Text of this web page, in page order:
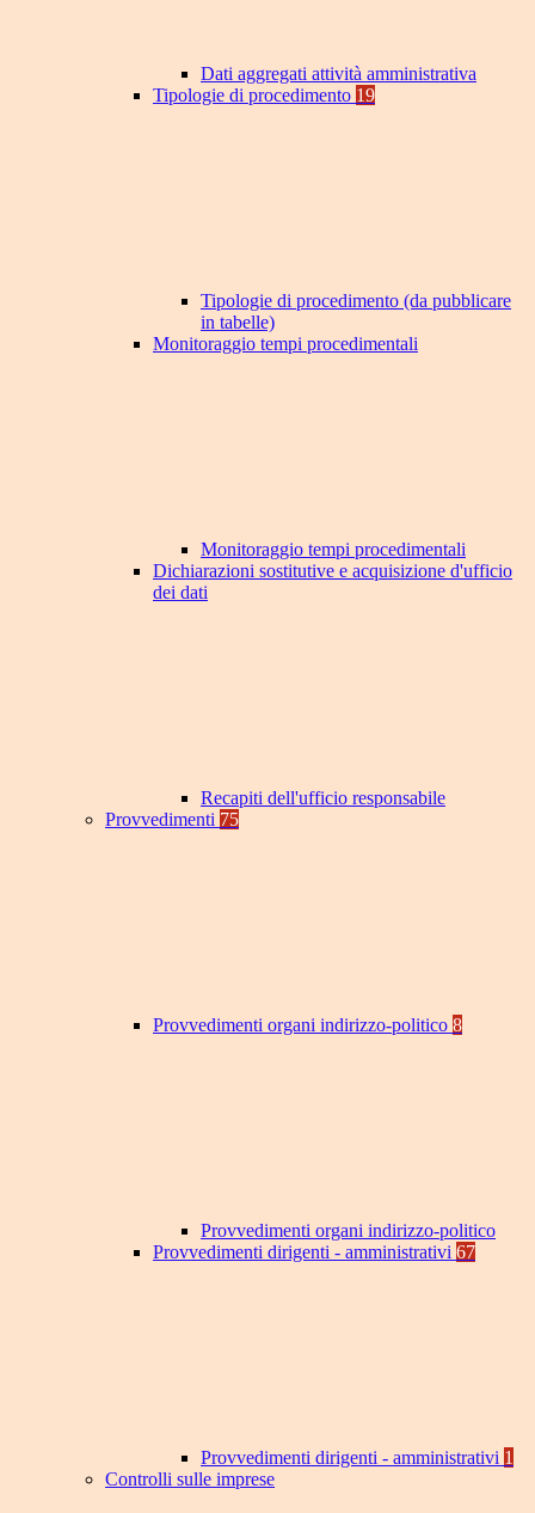
Dati aggregati attività amministrativa
Tipologie di procedimento 19
Tipologie di procedimento (da pubblicare
in tabelle)
Monitoraggio tempi procedimentali
Monitoraggio tempi procedimentali
Dichiarazioni sostitutive e acquisizione d'ufficio
dei dati
Recapiti dell'ufficio responsabile
Provvedimenti 75
Provvedimenti organi indirizzo-politico 8
Provvedimenti organi indirizzo-politico
Provvedimenti dirigenti - amministrativi 67
Provvedimenti dirigenti - amministrativi 1
Controlli sulle imprese